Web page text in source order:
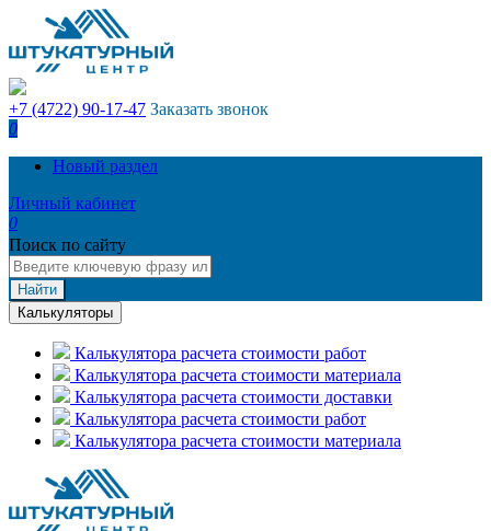
+7 (4722) 90-17-47 Заказать звонок
0
Новый раздел
Личный кабинет
0
Поиск по сайту
Найти
Калькуляторы
Калькулятора расчета стоимости работ
Калькулятора расчета стоимости материала
Калькулятора расчета стоимости доставки
Калькулятора расчета стоимости работ
Калькулятора расчета стоимости материала